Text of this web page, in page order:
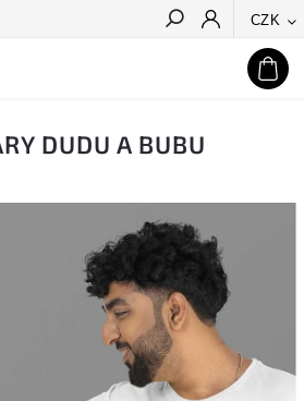
CZK
Hledat
DUDU A BUBU